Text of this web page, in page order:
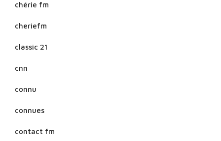
chérie fm
cheriefm
classic 21
cnn
connu
connues
contact fm